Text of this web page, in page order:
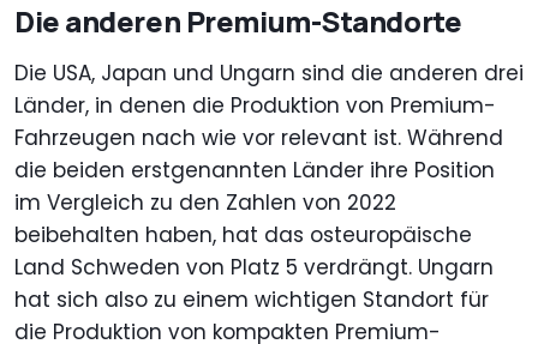
Die anderen Premium-Standorte
Die USA, Japan und Ungarn sind die anderen drei
Länder, in denen die Produktion von Premium-
Fahrzeugen nach wie vor relevant ist. Während
die beiden erstgenannten Länder ihre Position
im Vergleich zu den Zahlen von 2022
beibehalten haben, hat das osteuropäische
Land Schweden von Platz 5 verdrängt. Ungarn
hat sich also zu einem wichtigen Standort für
die Produktion von kompakten Premium-